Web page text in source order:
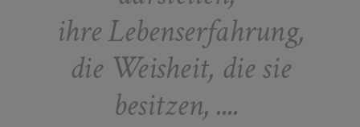
ihre Lebenserfahrung,
die Weisheit, die sie
besitzen, ....